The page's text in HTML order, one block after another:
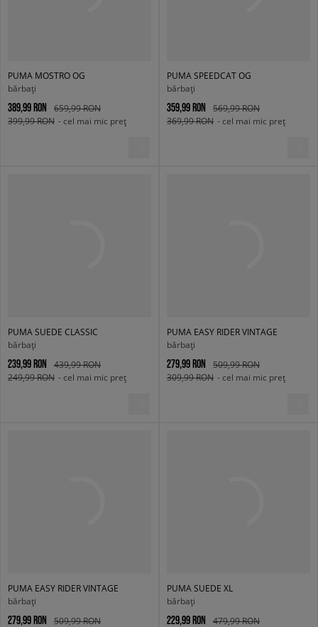
PUMA MOSTRO OG
bărbați
389,99 RON
659,99 RON
399,99 RON - cel mai mic preț
PUMA SPEEDCAT OG
bărbați
359,99 RON
569,99 RON
369,99 RON - cel mai mic preț
PUMA SUEDE CLASSIC
bărbați
239,99 RON
439,99 RON
249,99 RON - cel mai mic preț
PUMA EASY RIDER VINTAGE
bărbați
279,99 RON
509,99 RON
309,99 RON - cel mai mic preț
PUMA EASY RIDER VINTAGE
bărbați
279,99 RON
509,99 RON
PUMA SUEDE XL
bărbați
229,99 RON
479,99 RON